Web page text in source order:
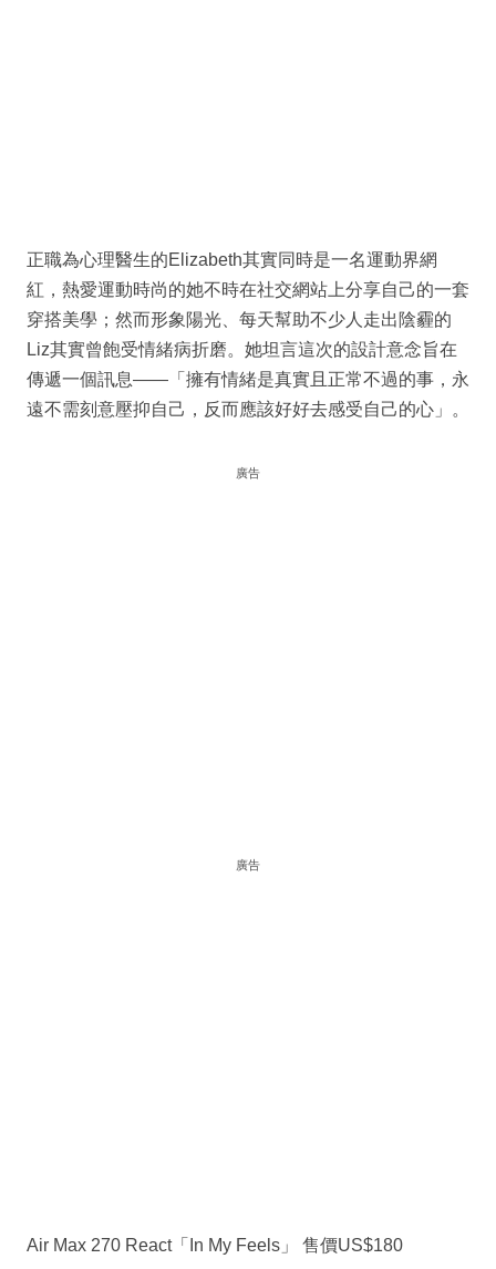
正職為心理醫生的Elizabeth其實同時是一名運動界網
紅，熱愛運動時尚的她不時在社交網站上分享自己的一套
穿搭美學；然而形象陽光、每天幫助不少人走出陰霾的
Liz其實曾飽受情緒病折磨。她坦言這次的設計意念旨在
傳遞一個訊息——「擁有情緒是真實且正常不過的事，永
遠不需刻意壓抑自己，反而應該好好去感受自己的心」。
廣告
廣告
Air Max 270 React「In My Feels」 售價US$180